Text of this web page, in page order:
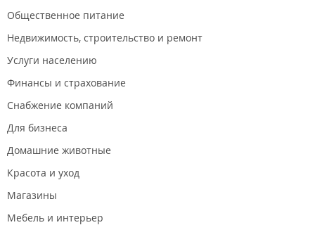
Общественное питание
Недвижимость, строительство и ремонт
Услуги населению
Финансы и страхование
Снабжение компаний
Для бизнеса
Домашние животные
Красота и уход
Магазины
Мебель и интерьер